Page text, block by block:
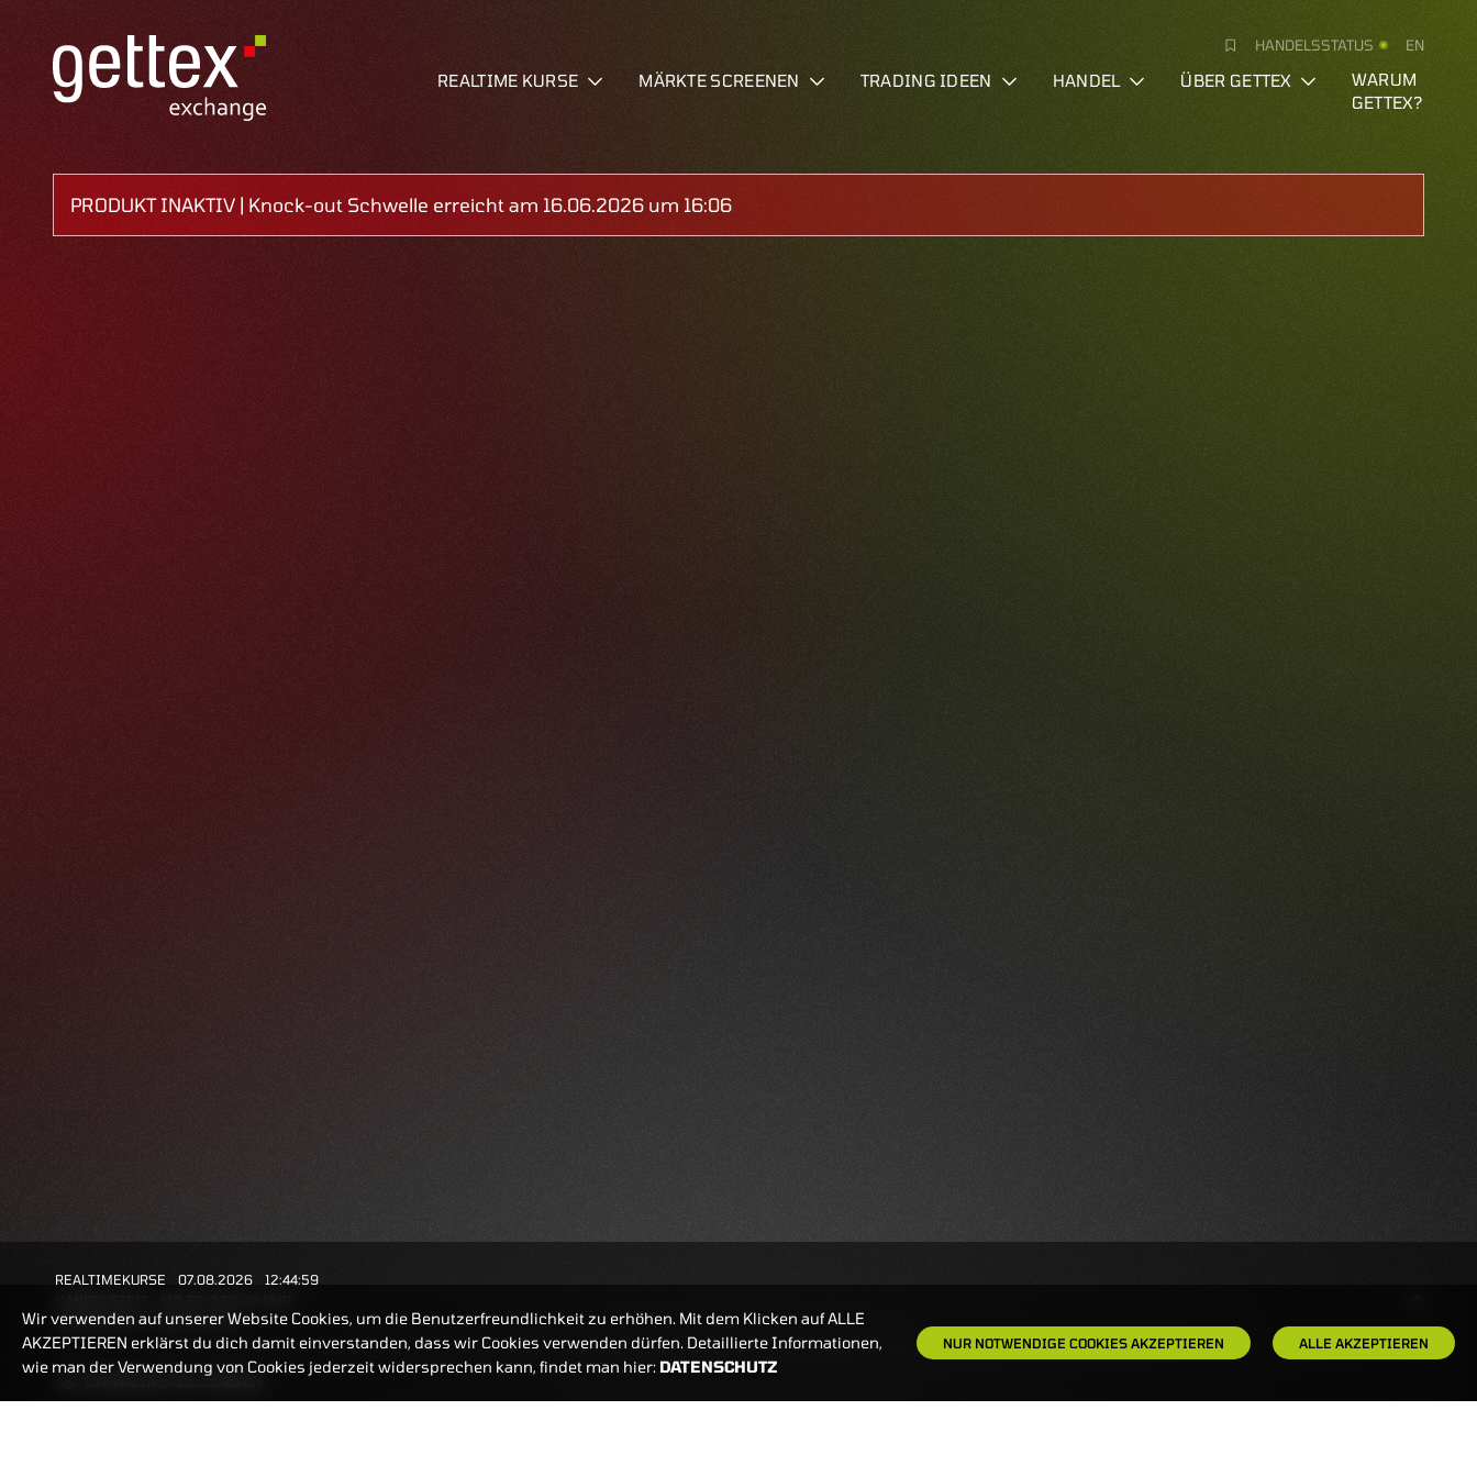
HANDELSSTATUS EN
REALTIME KURSE MÄRKTE SCREENEN TRADING IDEEN HANDEL ÜBER GETTEX
WARUM
GETTEX?
PRODUKT INAKTIV | Knock-out Schwelle erreicht am 16.06.2026 um 16:06
BANKEINSTELLUNGEN
REALTIMEKURSE 07.08.2026
12:44:59
ZERTIFIKATE
8:00-22 UHR
Wir verwenden auf unserer Website Cookies, um die Benutzerfreundlichkeit zu erhöhen. Mit dem Klicken auf ALLE
AKZEPTIEREN erklärst du dich damit einverstanden, dass wir Cookies verwenden dürfen. Detaillierte Informationen,
wie man der Verwendung von Cookies jederzeit widersprechen kann, findet man hier: DATENSCHUTZ
NUR NOTWENDIGE COOKIES AKZEPTIEREN ALLE AKZEPTIEREN